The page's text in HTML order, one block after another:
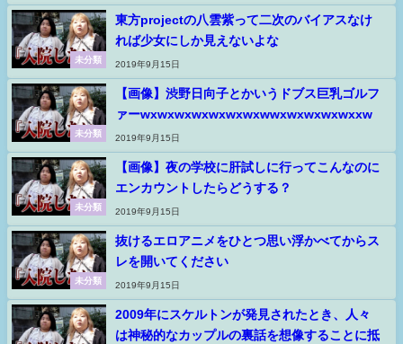
未分類
東方projectの八雲紫って二次のバイアスなけ
れば少女にしか見えないよな
2019年9月15日
未分類
【画像】渋野日向子とかいうドブス巨乳ゴルフ
ァーwxwxwxwxwxwxwxwwxwxwxwxwxxw
2019年9月15日
未分類
【画像】夜の学校に肝試しに行ってこんなのに
エンカウントしたらどうする？
2019年9月15日
未分類
抜けるエロアニメをひとつ思い浮かべてからス
レを開いてください
2019年9月15日
2009年にスケルトンが発見されたとき、人々
は神秘的なカップルの裏話を想像することに抵